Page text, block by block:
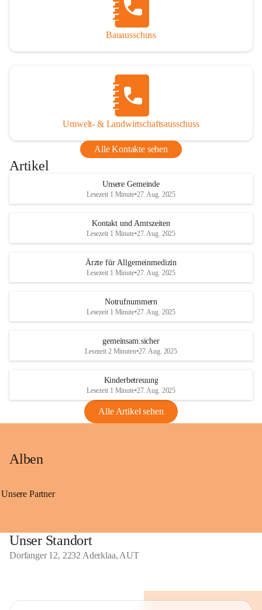
Bauausschuss
Umwelt- & Landwirtschaftsausschuss
Alle Kontakte sehen
Artikel
Unsere Gemeinde
Lesezeit 1 Minute•27. Aug. 2025
Kontakt und Amtszeiten
Lesezeit 1 Minute•27. Aug. 2025
Ärzte für Allgemeinmedizin
Lesezeit 1 Minute•27. Aug. 2025
Notrufnummern
Lesezeit 1 Minute•27. Aug. 2025
gemeinsam.sicher
Lesezeit 2 Minuten•27. Aug. 2025
Kinderbetreuung
Lesezeit 1 Minute•27. Aug. 2025
Alle Artikel sehen
Alben
Unsere Partner
Unser Standort
Dorfanger 12, 2232 Aderklaa, AUT